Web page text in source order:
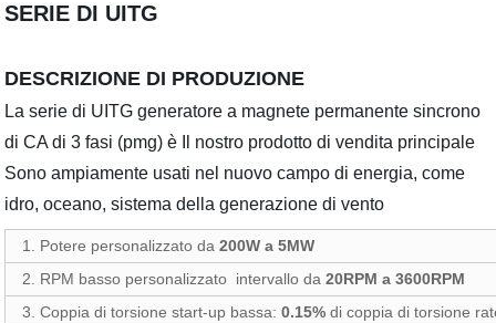
SERIE DI UITG
DESCRIZIONE DI PRODUZIONE
La serie di UITG generatore a magnete permanente sincrono
di CA di 3 fasi (pmg) è Il nostro prodotto di vendita principale
Sono ampiamente usati nel nuovo campo di energia, come
idro, oceano, sistema della generazione di vento
1. Potere personalizzato da200W a 5MW
2. RPM basso personalizzato intervallo da20RPM a 3600RPM
3. Coppia di torsione start-up bassa:0.15% di coppia di torsione